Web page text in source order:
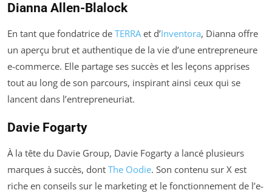
Dianna Allen-Blalock
En tant que fondatrice de TERRAet d’Inventora, Dianna offre
un aperçu brut et authentique de la vie d’une entrepreneure
e-commerce. Elle partage ses succès et les leçons apprises
tout au long de son parcours, inspirant ainsi ceux qui se
lancent dans l’entrepreneuriat.
Davie Fogarty
À la tête du Davie Group, Davie Fogarty a lancé plusieurs
marques à succès, dont The Oodie. Son contenu sur X est
riche en conseils sur le marketing et le fonctionnement de l’e-